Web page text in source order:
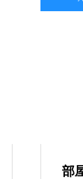
部